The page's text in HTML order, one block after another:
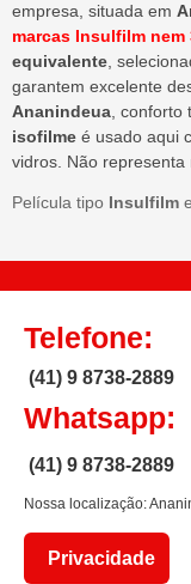
empresa, situada em
marcas Insulfilm nem
equivalente,
garantem excelente
Ananindeua, conforto
isofilme é usado aqui
vidros. Não representa
Película tipo Insulfilm
Telefone:
(41) 9 8738-2889
Whatsapp:
(41) 9 8738-2889
Nossa localização:
Privacidade